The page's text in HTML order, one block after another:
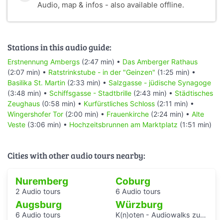
Audio, map & infos - also available offline.
Stations in this audio guide:
Erstnennung Ambergs (2:47 min) • Das Amberger Rathaus
(2:07 min) • Ratstrinkstube - in der "Geinzen" (1:25 min) •
Basilika St. Martin (2:33 min) • Salzgasse - jüdische Synagoge
(3:48 min) • Schiffsgasse - Stadtbrille (2:43 min) • Städtisches
Zeughaus (0:58 min) • Kurfürstliches Schloss (2:11 min) •
Wingershofer Tor (2:00 min) • Frauenkirche (2:24 min) • Alte
Veste (3:06 min) • Hochzeitsbrunnen am Marktplatz (1:51 min)
Cities with other audio tours nearby:
Nuremberg
2 Audio tours
Coburg
6 Audio tours
Augsburg
6 Audio tours
Würzburg
K(n)oten - Audiowalks zu den Wasserflüssen der Stadt